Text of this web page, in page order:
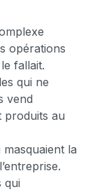
opérations
fallait.
qui ne
vend
produits au
la
qui